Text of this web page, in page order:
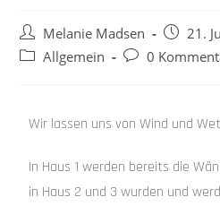
Melanie Madsen
21.
Allgemein
0
Wir lassen uns von Wind und
In Haus 1 werden bereits die
in Haus 2 und 3 wurden und